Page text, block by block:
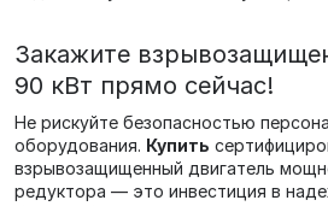
Закажите
90 кВт прямо сейчас!
Не рискуйте безопасностью
оборудования. Купить
взрывозащищенный двигатель
редуктора — это инвестиция в